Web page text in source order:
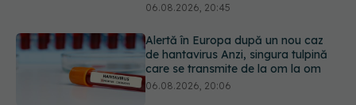
Mii de angajați din Sănătate ar
Sindicatele cer schimbarea legii
06.08.2026, 19:26